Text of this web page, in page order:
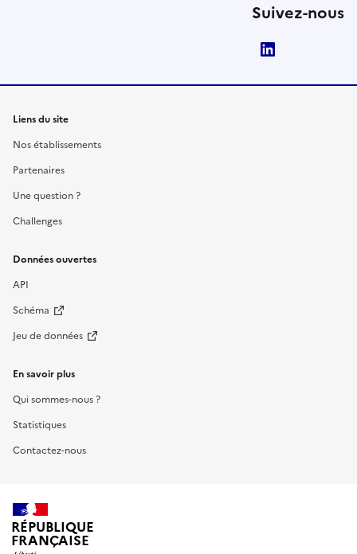
Suivez-nous
Liens du site
Nos établissements
Partenaires
Une question ?
Challenges
Données ouvertes
API
Schéma
Jeu de données
En savoir plus
Qui sommes-nous ?
Statistiques
Contactez-nous
RÉPUBLIQUE
FRANÇAISE